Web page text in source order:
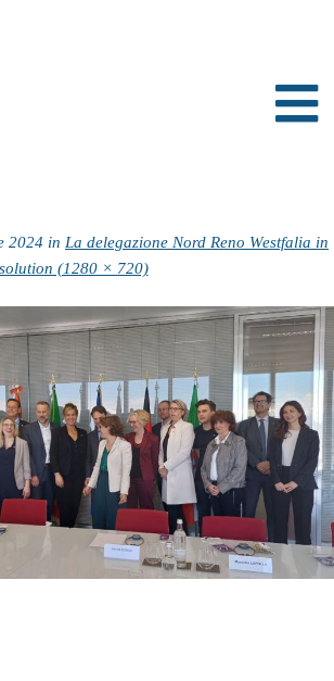
2024 in La delegazione Nord Reno Westfalia in
(1280 × 720)